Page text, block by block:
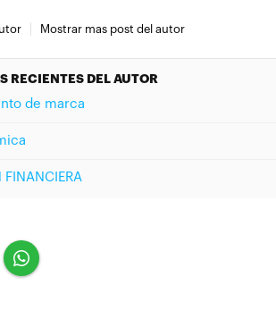
Mostrar mas post del autor
RECIENTES DEL AUTOR
de marca
FINANCIERA